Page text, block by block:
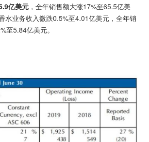
亿美元 ，全年销售额大涨17%至65.5亿美
水业务收入微跌0.5%至4.01亿美元，全年销
5.84亿美元。